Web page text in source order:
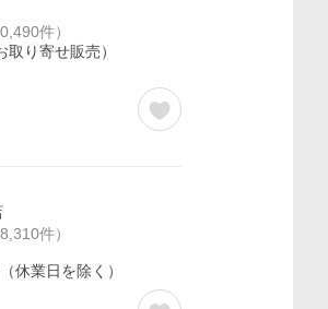
件）
り寄せ販売）
件）
休業日を除く）